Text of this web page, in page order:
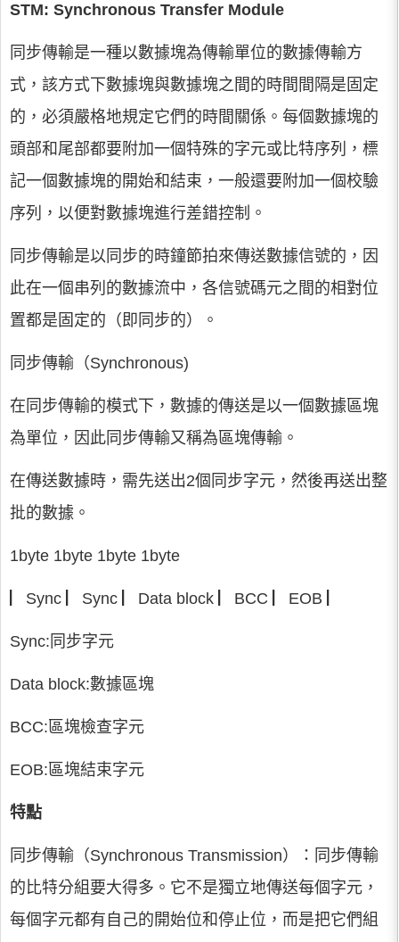
STM: Synchronous Transfer Module
同步傳輸是一種以數據塊為傳輸單位的數據傳輸方
式，該方式下數據塊與數據塊之間的時間間隔是固定
的，必須嚴格地規定它們的時間關係。每個數據塊的
頭部和尾部都要附加一個特殊的字元或比特序列，標
記一個數據塊的開始和結束，一般還要附加一個校驗
序列，以便對數據塊進行差錯控制。
同步傳輸是以同步的時鐘節拍來傳送數據信號的，因
此在一個串列的數據流中，各信號碼元之間的相對位
置都是固定的（即同步的）。
同步傳輸（Synchronous)
在同步傳輸的模式下，數據的傳送是以一個數據區塊
為單位，因此同步傳輸又稱為區塊傳輸。
在傳送數據時，需先送出2個同步字元，然後再送出整
批的數據。
1byte 1byte 1byte 1byte
▏Sync ▏Sync ▏Data block ▏BCC ▏EOB ▏
Sync:同步字元
Data block:數據區塊
BCC:區塊檢查字元
EOB:區塊結束字元
特點
同步傳輸（Synchronous Transmission）：同步傳輸
的比特分組要大得多。它不是獨立地傳送每個字元，
每個字元都有自己的開始位和停止位，而是把它們組